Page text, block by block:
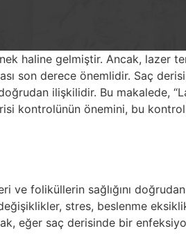
haline gelmiştir. Ancak, lazer
son derece önemlidir. Saç derisi,
ilişkilidir. Bu makalede,
kontrolünün önemini, bu
ve foliküllerin sağlığını
stres, beslenme
eğer saç derisinde bir